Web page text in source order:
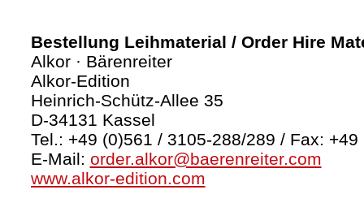
Bestellung Leihmaterial / Order Hire
Alkor · Bärenreiter
Alkor-Edition
Heinrich-Schütz-Allee 35
D-34131 Kassel
Tel.: +49 (0)561 / 3105-288/289 / Fax:
E-Mail: order.alkor@baerenreiter.com
www.alkor-edition.com